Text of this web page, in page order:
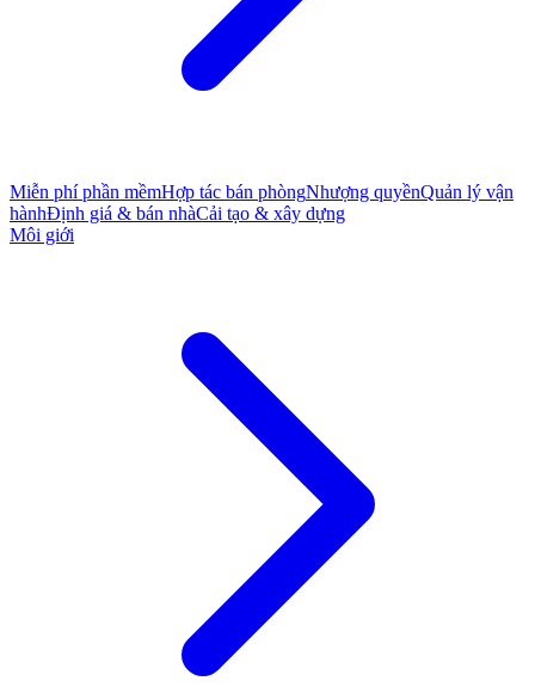
Miễn phí phần mềmHợp tác bán phòngNhượng quyềnQuản lý vận
hànhĐịnh giá & bán nhàCải tạo & xây dựng
Môi giới